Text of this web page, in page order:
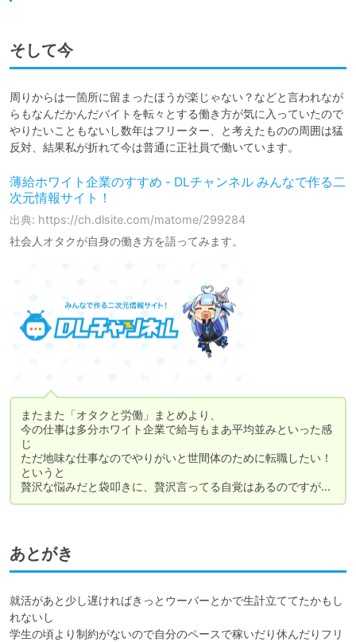
そして今
周りからは一箇所に留まったほうが楽じゃない？などと言われなが
らもなんだかんだバイトを転々とする働き方が気に入っていたので
やりたいこともないし数年はフリーター、と考えたものの周囲は猛
反対、結果私が折れて今は普通に正社員で働いています。
薄給ホワイト企業のすすめ - DLチャンネル みんなで作る二
次元情報サイト！
出典: https://ch.dlsite.com/matome/299284
社会人オタクが自身の働き方を語ってみます。
またまた「オタクと労働」まとめより、
今の仕事は多分ホワイト企業で給与もまあ平均並みといった感
じ
ただ地味な仕事なのでやりがいと世間体のために転職したい！
というと
贅沢な悩みだと袋叩きに、贅沢言ってる自覚はあるのですが…
あとがき
就活があと少し遅ければきっとウーバーとかで生計立ててたかもし
れないし
学生の頃より制約がないので自分のペースで稼いだり休んだりフリ